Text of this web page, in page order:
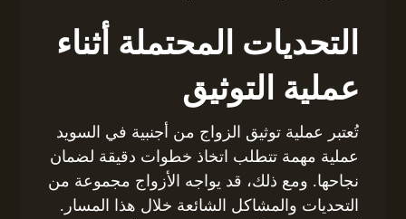
التحديات المحتملة أثناء
عملية التوثيق
تُعتبر عملية توثيق الزواج من أجنبية في السويد
عملية مهمة تتطلب اتخاذ خطوات دقيقة لضمان
نجاحها. ومع ذلك، قد يواجه الأزواج مجموعة من
التحديات والمشاكل الشائعة خلال هذا المسار.